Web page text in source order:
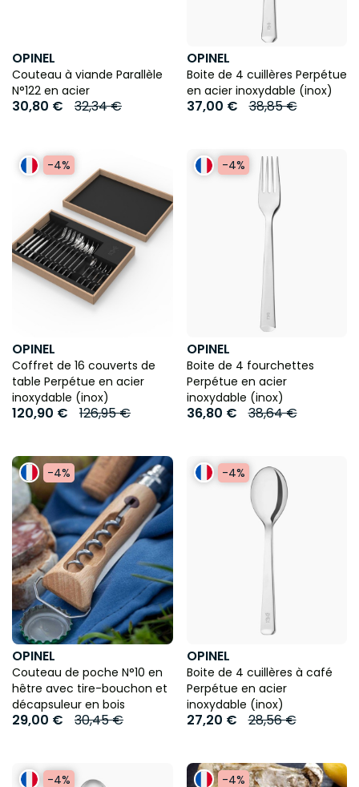
OPINEL
Couteau à viande Parallèle
N°122 en acier
30,80 € 32,34 €
OPINEL
Boite de 4 cuillères Perpétue
en acier inoxydable (inox)
37,00 € 38,85 €
-4%
OPINEL
Coffret de 16 couverts de
table Perpétue en acier
inoxydable (inox)
120,90 € 126,95 €
-4%
OPINEL
Boite de 4 fourchettes
Perpétue en acier
inoxydable (inox)
36,80 € 38,64 €
-4%
OPINEL
Couteau de poche N°10 en
hêtre avec tire-bouchon et
décapsuleur en bois
29,00 € 30,45 €
-4%
OPINEL
Boite de 4 cuillères à café
Perpétue en acier
inoxydable (inox)
27,20 € 28,56 €
-4% -4%